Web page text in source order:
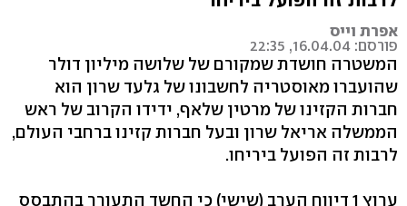
אפרת וייס
פורסם: 16.04.04, 22:35
המשטרה חושדת שמקורם של שלושה מיליון דולר
שהועברו מאוסטריה לחשבונו של גלעד שרון הוא
חברות הקזינו של מרטין שלאף, ידידו הקרוב של ראש
הממשלה אריאל שרון ובעל חברות קזינו ברחבי העולם,
לרבות זה הפועל ביריחו.
ערוץ 1 דיווח הערב (שישי) כי החשד התעורר בהתבסס